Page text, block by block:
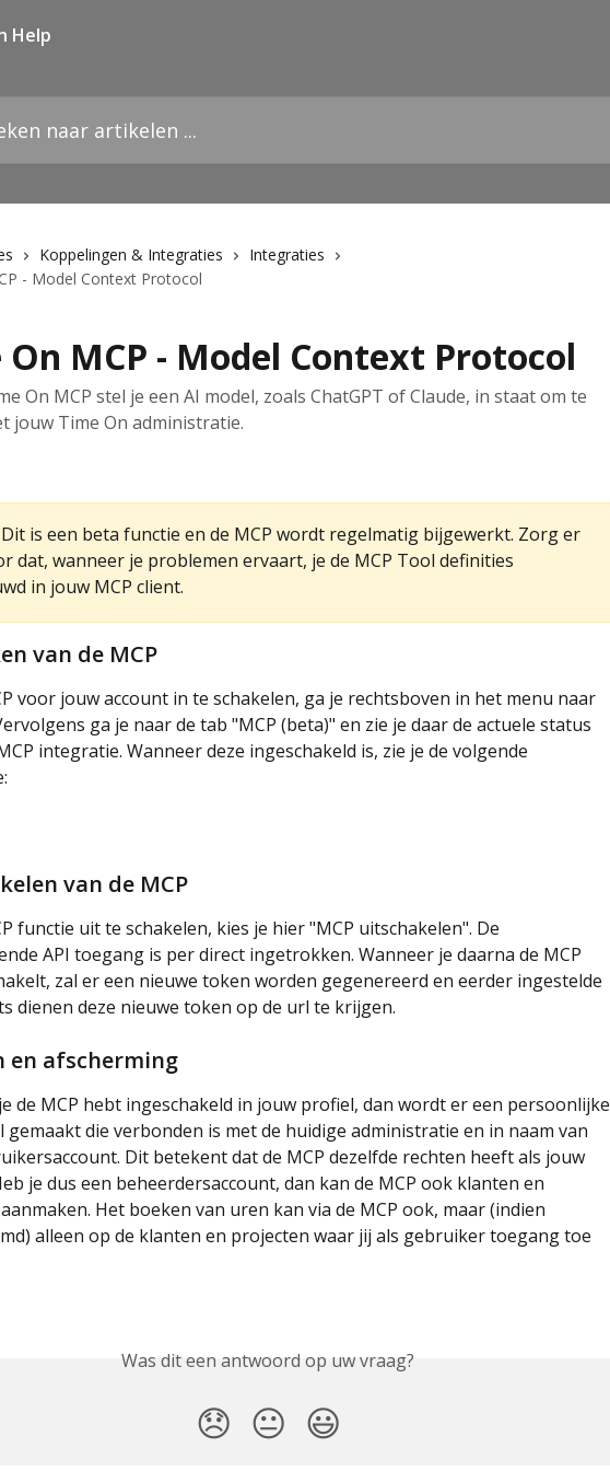
artikelen ...
Koppelingen & Integraties
Integraties
- Model Context Protocol
On MCP - Model Context Protocol
On MCP stel je een AI model, zoals ChatGPT of Claude, in staat om te
jouw Time On administratie.
is een beta functie en de MCP wordt regelmatig bijgewerkt. Zorg er
dat, wanneer je problemen ervaart, je de MCP Tool definities
in jouw MCP client.
van de MCP
voor jouw account in te schakelen, ga je rechtsboven in het menu naar
ga je naar de tab "MCP (beta)" en zie je daar de actuele status
integratie. Wanneer deze ingeschakeld is, zie je de volgende
van de MCP
functie uit te schakelen, kies je hier "MCP uitschakelen". De
API toegang is per direct ingetrokken. Wanneer je daarna de MCP
zal er een nieuwe token worden gegenereerd en eerder ingestelde
dienen deze nieuwe token op de url te krijgen.
en afscherming
de MCP hebt ingeschakeld in jouw profiel, dan wordt er een persoonlijke
gemaakt die verbonden is met de huidige administratie en in naam van
Dit betekent dat de MCP dezelfde rechten heeft als jouw
je dus een beheerdersaccount, dan kan de MCP ook klanten en
Het boeken van uren kan via de MCP ook, maar (indien
alleen op de klanten en projecten waar jij als gebruiker toegang toe
Was dit een antwoord op uw vraag?
😞 😐 😃